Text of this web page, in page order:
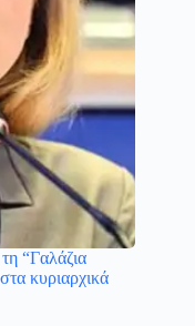
“Γαλάζια
κυριαρχικά